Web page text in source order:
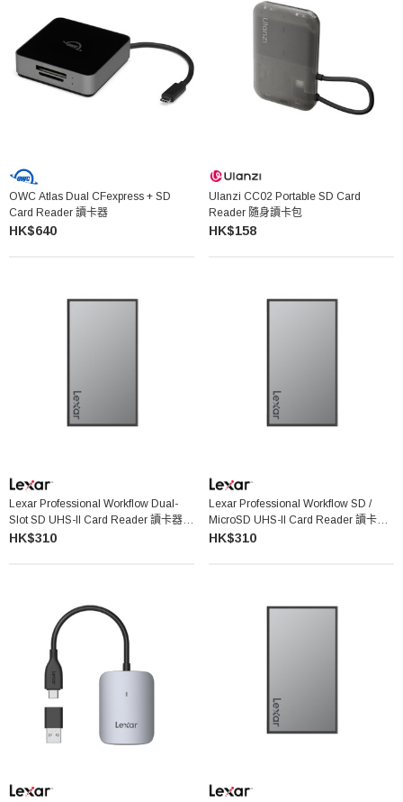
OWC Atlas Dual CFexpress + SD
Card Reader 讀卡器
HK$640
Ulanzi CC02 Portable SD Card
Reader 隨身讀卡包
HK$158
Lexar Professional Workflow Dual-
Slot SD UHS-II Card Reader 讀卡器
WF720
HK$310
Lexar Professional Workflow SD /
MicroSD UHS-II Card Reader 讀卡器
WF710
HK$310